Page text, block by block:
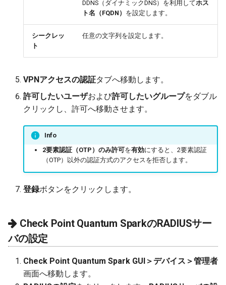
DDNS（ダイナミックDNS）を利用してホス
ト名（FQDN） を設定します。
シークレッ
ト
任意の文字列を設定します。
VPNアクセスの認証タブへ移動します。
許可したいユーザおよび許可したいグループをダブル
クリックし、許可へ移動させます。
Info
2要素認証（OTP）のみ許可を有効にすると、2要素認証
（OTP）以外の認証方式のアクセスを拒否します。
登録ボタンをクリックします。
Check Point Quantum SparkのRADIUSサー
バの設定
Check Point Quantum Spark GUI＞デバイス＞管理者
画面へ移動します。